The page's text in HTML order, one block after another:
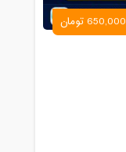
650,000 تومان